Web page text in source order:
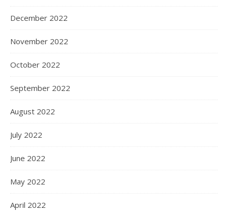
December 2022
November 2022
October 2022
September 2022
August 2022
July 2022
June 2022
May 2022
April 2022